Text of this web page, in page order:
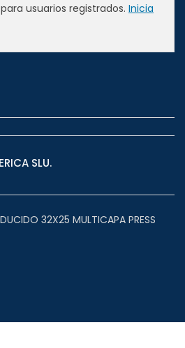
usuarios registrados. Inicia
SLU.
32X25 MULTICAPA PRESS